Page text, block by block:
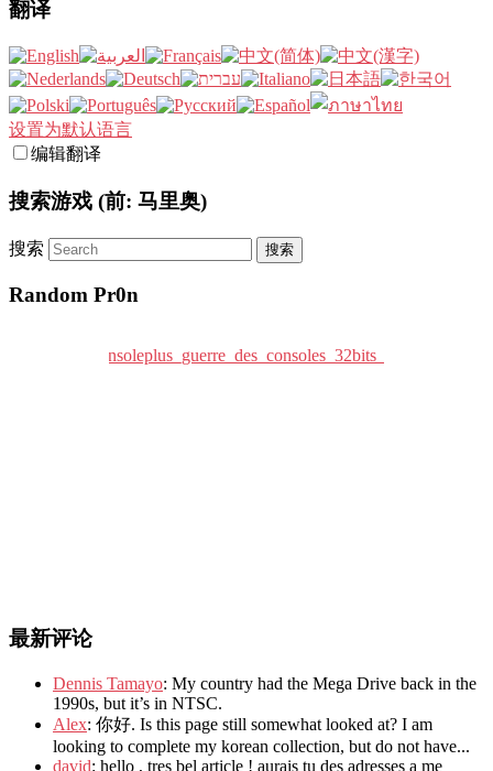
翻译
设置为默认语言
编辑翻译
搜索游戏 (前: 马里奥)
搜索
Random Pr0n
最新评论
Dennis Tamayo: My country had the Mega Drive back in the
1990s, but it’s in NTSC.
Alex: 你好. Is this page still somewhat looked at? I am
looking to complete my korean collection, but do not have...
david: hello , tres bel article ! aurais tu des adresses a me